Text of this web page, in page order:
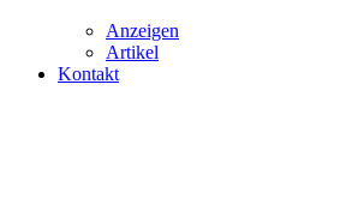
Anzeigen
Artikel
Kontakt